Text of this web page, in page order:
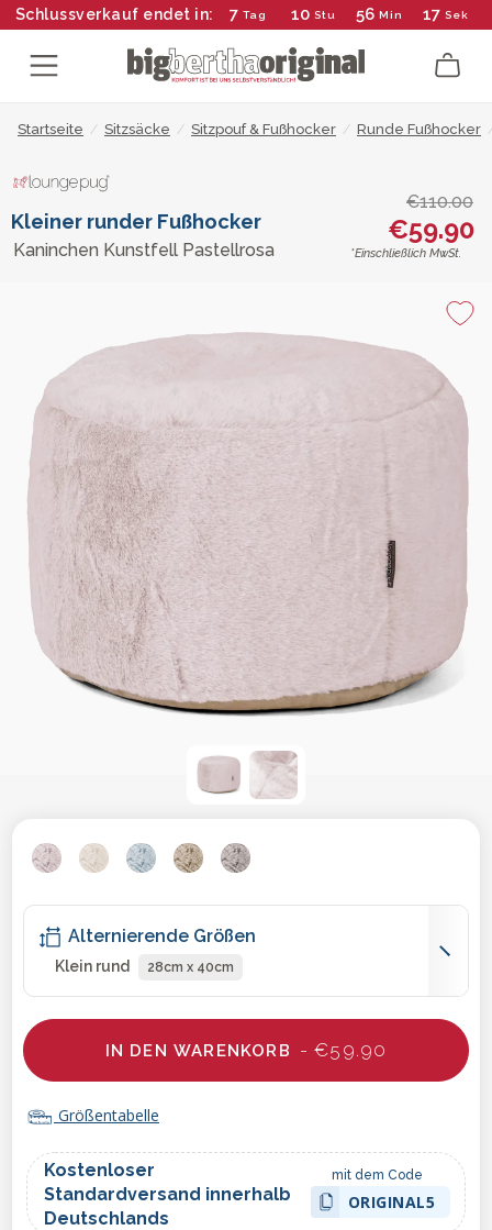
Schlussverkauf endet in: 7 Tag 10 Stu 56 Min 17 Sek
Startseite / Sitzsäcke / Sitzpouf & Fußhocker / Runde Fußhocker
Kleiner runder Fußhocker
Kaninchen Kunstfell Pastellrosa
€110.00
€59.90
*Einschließlich MwSt.
Alternierende Größen
Klein rund 28cm x 40cm
IN DEN WARENKORB - €59.90
Größentabelle
Kostenloser
Standardversand innerhalb
Deutschlands
mit dem Code
ORIGINAL5